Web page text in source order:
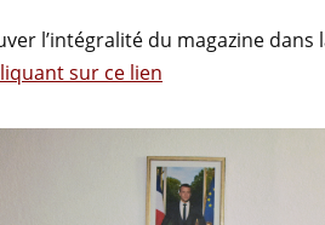
l’intégralité du magazine dans
sur ce lien